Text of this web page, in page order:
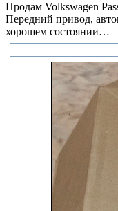
Продам Volkswagen
Передний привод,
хорошем состоянии…